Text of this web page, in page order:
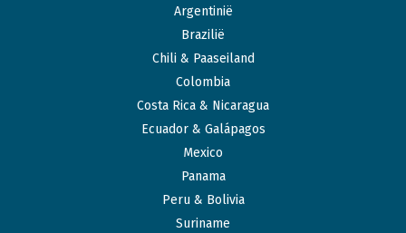
Argentinië
Brazilië
Chili & Paaseiland
Colombia
Costa Rica & Nicaragua
Ecuador & Galápagos
Mexico
Panama
Peru & Bolivia
Suriname